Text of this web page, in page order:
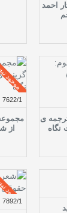
احمد
ی
نگاه
7622/1
از
7892/1